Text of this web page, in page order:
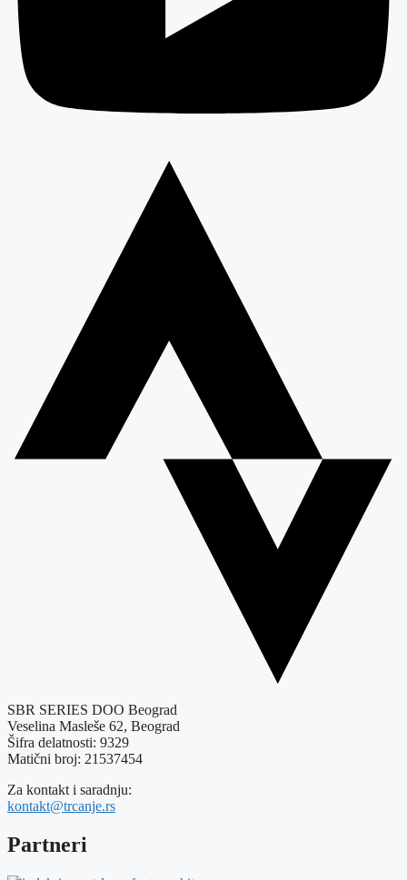
SBR SERIES DOO Beograd
Veselina Masleše 62, Beograd
Šifra delatnosti: 9329
Matični broj: 21537454
Za kontakt i saradnju:
kontakt@trcanje.rs
Partneri